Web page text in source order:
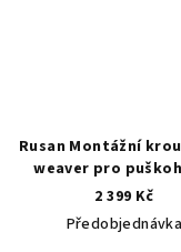
Rusan Montážní
weaver pro
Stellar, Alpex, DS35,
2 399 Kč
Předobjednávka